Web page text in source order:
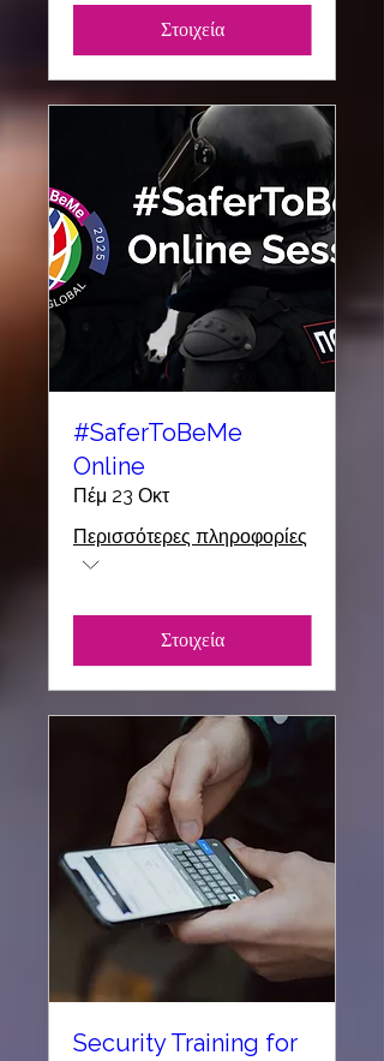
Στοιχεία
#SaferToBeMe
Online
Πέμ 23 Οκτ
Περισσότερες πληροφορίες
Στοιχεία
Security Training for